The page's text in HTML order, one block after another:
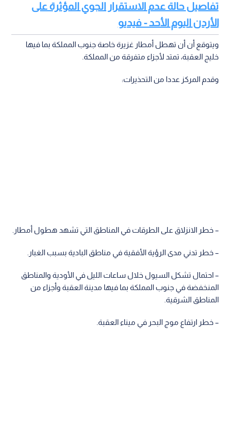
تفاصيل حالة عدم الاستقرار الجوي المؤثرة على
الأردن اليوم الأحد - فيديو
ويتوقع أن أن تهطل أمطار غزيرة خاصة جنوب المملكة بما فيها
خليج العقبة، تمتد لأجزاء متفرقة من المملكة.
وقدم المركز عددا من التحذيرات:
– خطر الانزلاق على الطرقات في المناطق التي تشهد هطول أمطار.
– خطر تدني مدى الرؤية الأفقية في مناطق البادية بسبب الغبار.
– احتمال تشكل السيول خلال ساعات الليل في الأودية والمناطق
المنخفضة في جنوب المملكة بما فيها مدينة العقبة وأجزاء من
المناطق الشرقية.
– خطر ارتفاع موج البحر في ميناء العقبة.